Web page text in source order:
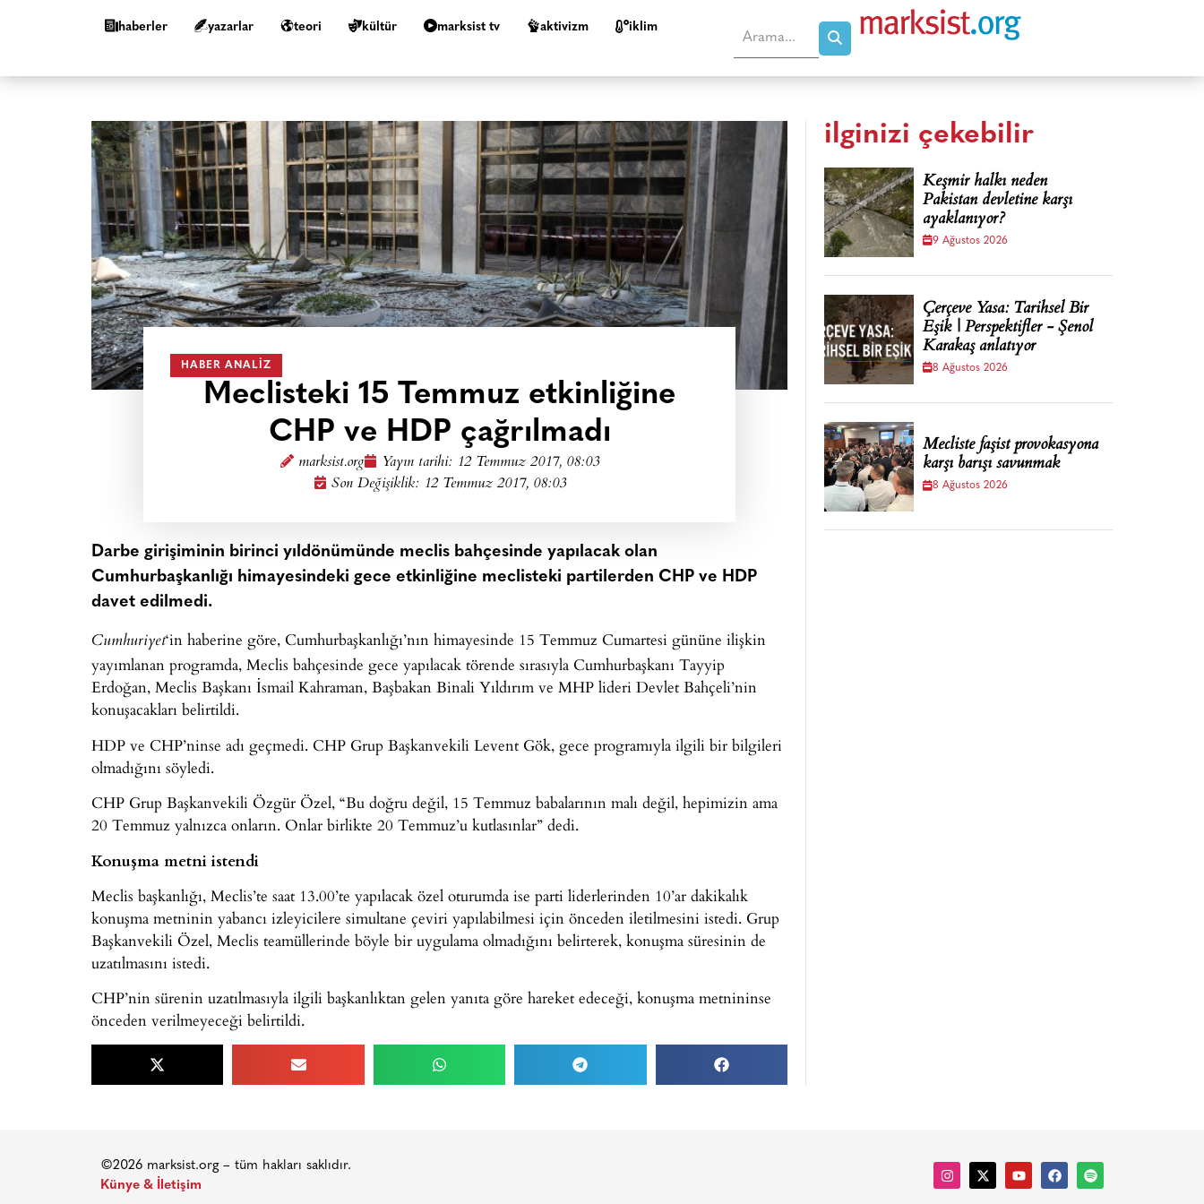
haberler yazarlar teori kültür marksist tv aktivizm i̇klim
HABER ANALIZ
Meclisteki 15 Temmuz etkinliğine
CHP ve HDP çağrılmadı
marksist.org Yayın tarihi: 12 Temmuz 2017, 08:03
Son Değişiklik: 12 Temmuz 2017, 08:03
Darbe girişiminin birinci yıldönümünde meclis bahçesinde yapılacak olan
Cumhurbaşkanlığı himayesindeki gece etkinliğine meclisteki partilerden CHP ve HDP
davet edilmedi.
Cumhuriyet‘in haberine göre, Cumhurbaşkanlığı’nın himayesinde 15 Temmuz Cumartesi gününe ilişkin
yayımlanan programda, Meclis bahçesinde gece yapılacak törende sırasıyla Cumhurbaşkanı Tayyip
Erdoğan, Meclis Başkanı İsmail Kahraman, Başbakan Binali Yıldırım ve MHP lideri Devlet Bahçeli’nin
konuşacakları belirtildi.
HDP ve CHP’ninse adı geçmedi. CHP Grup Başkanvekili Levent Gök, gece programıyla ilgili bir bilgileri
olmadığını söyledi.
CHP Grup Başkanvekili Özgür Özel, “Bu doğru değil, 15 Temmuz babalarının malı değil, hepimizin ama
20 Temmuz yalnızca onların. Onlar birlikte 20 Temmuz’u kutlasınlar” dedi.
Konuşma metni istendi
Meclis başkanlığı, Meclis’te saat 13.00’te yapılacak özel oturumda ise parti liderlerinden 10’ar dakikalık
konuşma metninin yabancı izleyicilere simultane çeviri yapılabilmesi için önceden iletilmesini istedi. Grup
Başkanvekili Özel, Meclis teamüllerinde böyle bir uygulama olmadığını belirterek, konuşma süresinin de
uzatılmasını istedi.
CHP’nin sürenin uzatılmasıyla ilgili başkanlıktan gelen yanıta göre hareket edeceği, konuşma metnininse
önceden verilmeyeceği belirtildi.
ilginizi çekebilir
Keşmir halkı neden
Pakistan devletine karşı
ayaklanıyor?
9 Ağustos 2026
Çerçeve Yasa: Tarihsel Bir
Eşik | Perspektifler - Şenol
Karakaş anlatıyor
8 Ağustos 2026
Mecliste faşist provokasyona
karşı barışı savunmak
8 Ağustos 2026
©2026 marksist.org – tüm hakları saklıdır.
Künye & İletişim